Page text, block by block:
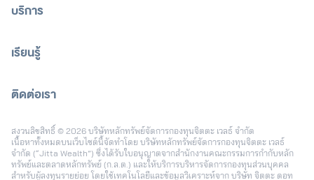
บริการ
เรียนรู้
ติดต่อเรา
สงวนลิขสิทธิ์ © 2026 บริษัทหลักทรัพย์จัดการกองทุนจิตตะ เวลธ์ จำกัด
เนื้อหาทั้งหมดบนเว็บไซต์นี้จัดทำโดย บริษัทหลักทรัพย์จัดการกองทุนจิตตะ เวลธ์
จำกัด (“Jitta Wealth”) ซึ่งได้รับใบอนุญาตจากสำนักงานคณะกรรมการกำกับหลัก
ทรัพย์และตลาดหลักทรัพย์ (ก.ล.ต.) และให้บริการบริหารจัดการกองทุนส่วนบุคคล
สำหรับผู้ลงทุนรายย่อย โดยใช้เทคโนโลยีและข้อมูลวิเคราะห์จาก บริษัท จิตตะ ดอท